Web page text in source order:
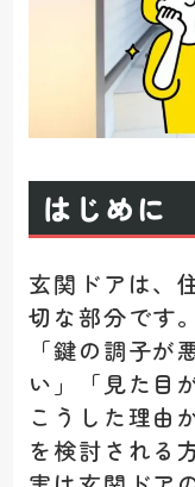
はじめに
玄関ドアは、
切な部分です。
「鍵の調子
い」「見た目
こうした理由
を検討される